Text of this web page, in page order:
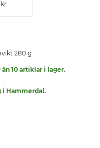
kr
280 g
10 artiklar i lager.
i Hammerdal.